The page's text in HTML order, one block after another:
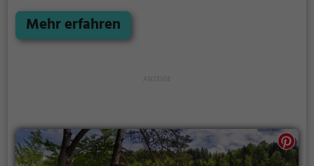
gibt es am Strand auf der Halbinsel am Wocherhafen
genug Platz. Denk aber immer daran, dich
Mehr erfahren